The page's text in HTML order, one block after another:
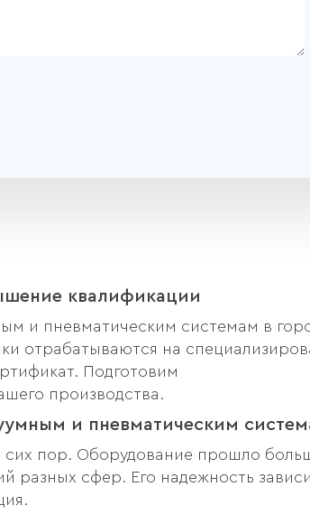
квалификации
и пневматическим системам в
отрабатываются на
Подготовим
производства.
и пневматическим
пор. Оборудование прошло
разных сфер. Его надежность